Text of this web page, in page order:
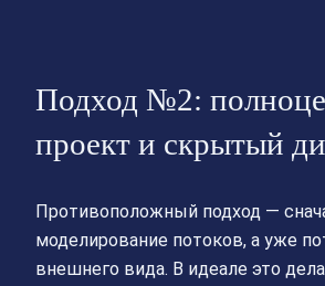
Подход №2:
проект и скрытый
Противоположный подход —
моделирование потоков, а уже
внешнего вида. В идеале это